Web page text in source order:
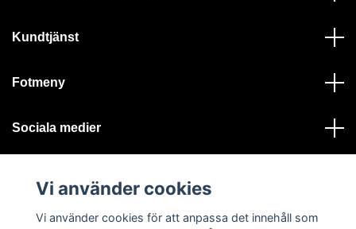
Kundtjänst
Fotmeny
Sociala medier
Vi använder cookies
Vi använder cookies för att anpassa det innehåll som